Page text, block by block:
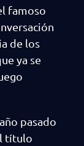
famoso
de los
ya se
pasado
título